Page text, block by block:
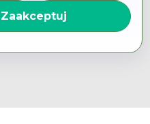
Zaakceptuj